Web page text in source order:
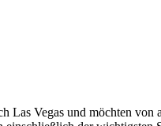
Las Vegas und möchten